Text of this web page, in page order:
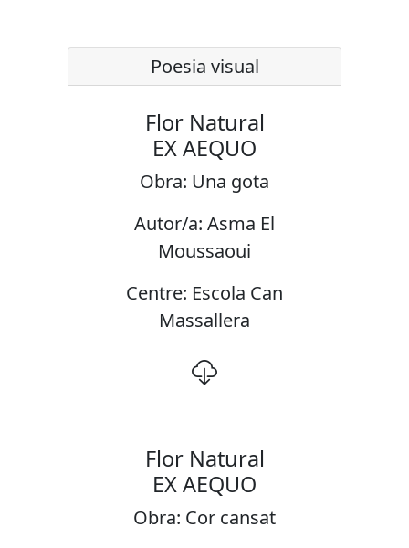
Poesia visual
Flor Natural
EX AEQUO
Obra: Una gota
Autor/a: Asma El
Moussaoui
Centre: Escola Can
Massallera
Flor Natural
EX AEQUO
Obra: Cor cansat